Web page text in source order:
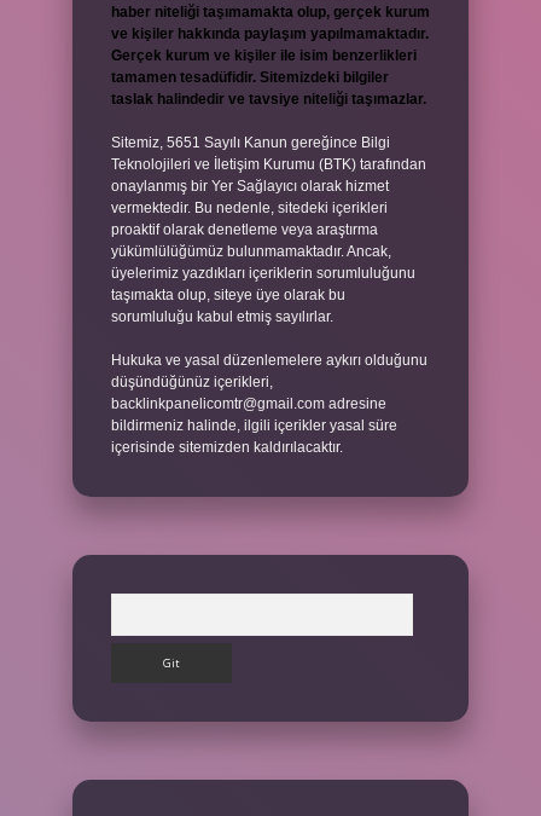
haber niteliği taşımamakta olup, gerçek kurum
ve kişiler hakkında paylaşım yapılmamaktadır.
Gerçek kurum ve kişiler ile isim benzerlikleri
tamamen tesadüfidir. Sitemizdeki bilgiler
taslak halindedir ve tavsiye niteliği taşımazlar.
Sitemiz, 5651 Sayılı Kanun gereğince Bilgi
Teknolojileri ve İletişim Kurumu (BTK) tarafından
onaylanmış bir Yer Sağlayıcı olarak hizmet
vermektedir. Bu nedenle, sitedeki içerikleri
proaktif olarak denetleme veya araştırma
yükümlülüğümüz bulunmamaktadır. Ancak,
üyelerimiz yazdıkları içeriklerin sorumluluğunu
taşımakta olup, siteye üye olarak bu
sorumluluğu kabul etmiş sayılırlar.
Hukuka ve yasal düzenlemelere aykırı olduğunu
düşündüğünüz içerikleri,
backlinkpanelicomtr@gmail.com adresine
bildirmeniz halinde, ilgili içerikler yasal süre
içerisinde sitemizden kaldırılacaktır.